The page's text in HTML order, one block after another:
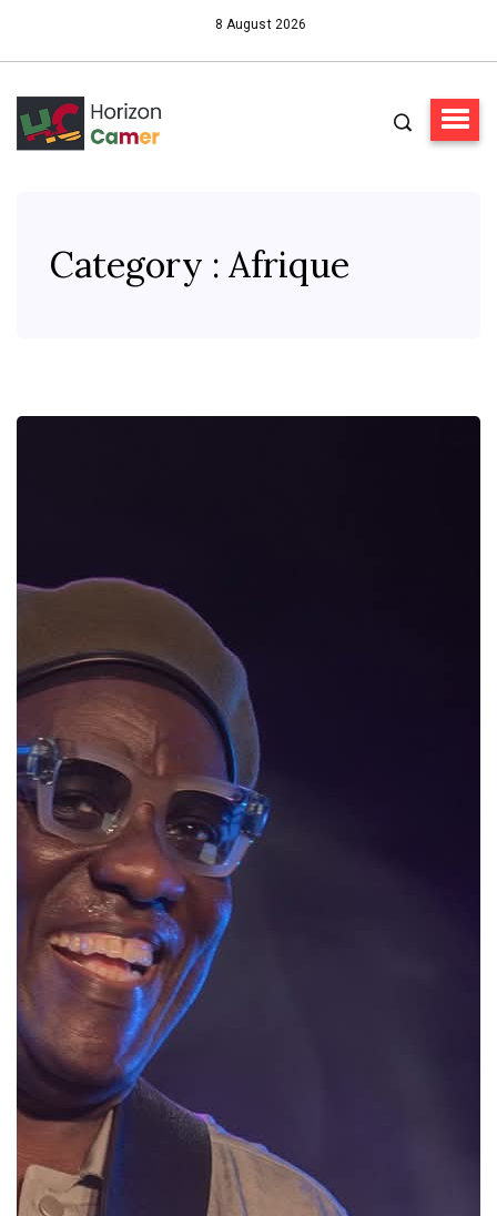
8 August 2026
Category : Afrique